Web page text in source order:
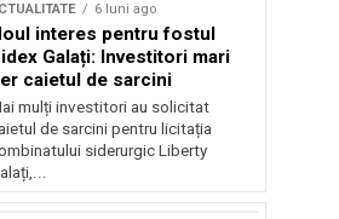
6 luni ago
interes pentru fostul
Galați: Investitori mari
caietul de sarcini
mulți investitori au solicitat
de sarcini pentru licitația
siderurgic Liberty